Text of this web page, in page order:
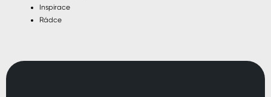
Inspirace
Rádce